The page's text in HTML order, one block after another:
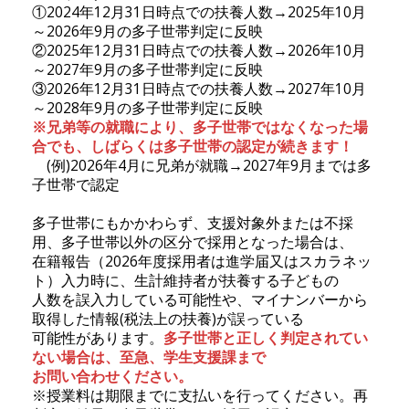
①2024年12月31日時点での扶養人数→2025年10月
～2026年9月の多子世帯判定に反映
②2025年12月31日時点での扶養人数→2026年10月
～2027年9月の多子世帯判定に反映
③2026年12月31日時点での扶養人数→2027年10月
～2028年9月の多子世帯判定に反映
※兄弟等の就職により、多子世帯ではなくなった場
合でも、しばらくは多子世帯の認定が続きます！
(例)2026年4月に兄弟が就職→2027年9月までは多
子世帯で認定
多子世帯にもかかわらず、支援対象外または不採
用、多子世帯以外の区分で採用となった場合は、
在籍報告（2026年度採用者は進学届又はスカラネッ
ト）入力時に、生計維持者が扶養する子どもの
人数を誤入力している可能性や、マイナンバーから
取得した情報(税法上の扶養)が誤っている
可能性があります。 多子世帯と正しく判定されてい
ない場合は、至急、学生支援課まで
お問い合わせください。
※授業料は期限までに支払いを行ってください。再